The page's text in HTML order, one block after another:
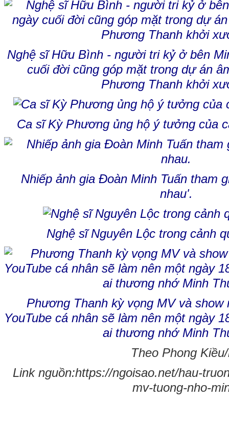
Nghệ sĩ Hữu Bình - người tri kỷ ở bên
cuối đời cũng góp mặt trong dự án
Phương Thanh khởi
Ca sĩ Kỳ Phương ủng hộ ý tưởng của
Nhiếp ảnh gia Đoàn Minh Tuấn tham
nhau'.
Nghệ sĩ Nguyên Lộc trong cảnh
Phương Thanh kỳ vọng MV và show
YouTube cá nhân sẽ làm nên một ngày
ai thương nhớ Minh
Theo Phong
Link nguồn:https://ngoisao.net/hau-
mv-tuong-nho-